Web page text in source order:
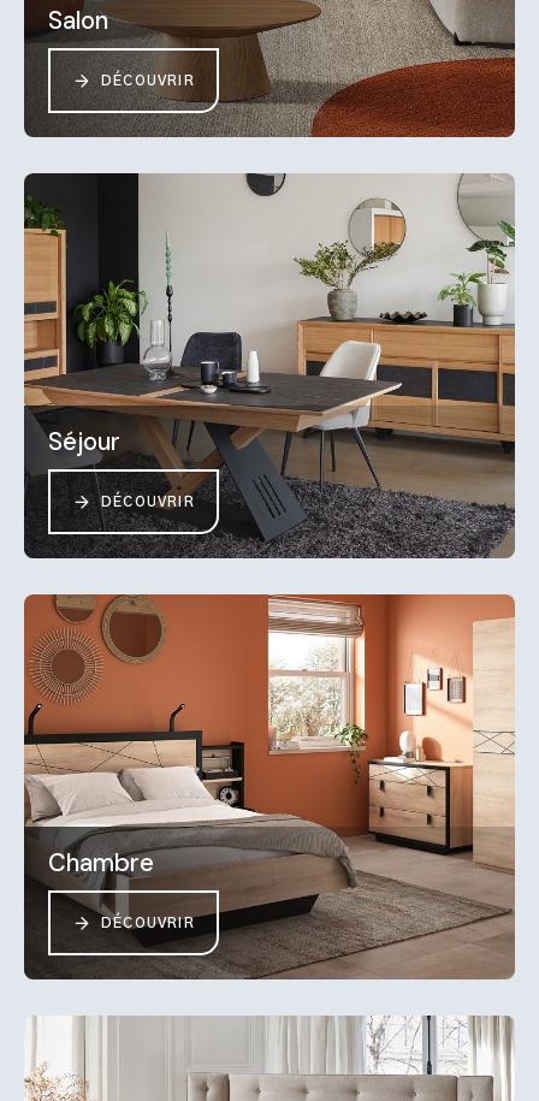
Salon
DÉCOUVRIR
Séjour
DÉCOUVRIR
Chambre
DÉCOUVRIR